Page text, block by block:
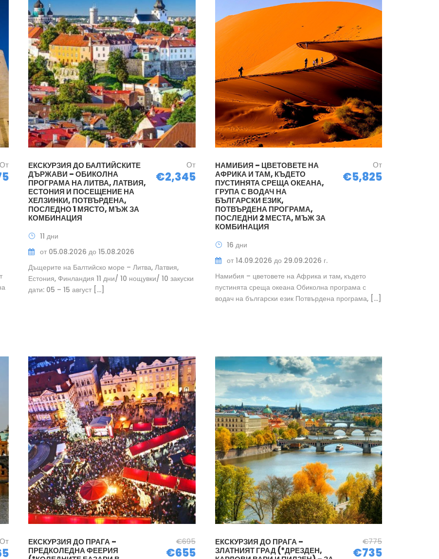
От
ЕКСКУРЗИЯ ДО БАЛТИЙСКИТЕ
ДЪРЖАВИ – ОБИКОЛНА
ПРОГРАМА НА ЛИТВА, ЛАТВИЯ,
ЕСТОНИЯ И ПОСЕЩЕНИЕ НА
ХЕЛЗИНКИ, ПОТВЪРДЕНА,
ПОСЛЕДНО 1 МЯСТО, МЪЖ ЗА
КОМБИНАЦИЯ
От
€2,345
11 дни
от 05.08.2026 до 15.08.2026
Дъщерите на Балтийско море – Литва, Латвия,
Естония, Финландия 11 дни/ 10 нощувки/ 10 закуски
дати: 05 – 15 август […]
НАМИБИЯ – ЦВЕТОВЕТЕ НА
АФРИКА И ТАМ, КЪДЕТО
ПУСТИНЯТА СРЕЩА ОКЕАНА,
ГРУПА С ВОДАЧ НА
БЪЛГАРСКИ ЕЗИК,
ПОТВЪРДЕНА ПРОГРАМА,
ПОСЛЕДНИ 2 МЕСТА, МЪЖ ЗА
КОМБИНАЦИЯ
От
€5,825
16 дни
от 14.09.2026 до 29.09.2026 г.
Намибия – цветовете на Африка и там, където
пустинята среща океана Обиколна програма с
водач на български език Потвърдена програма, […]
От
ЕКСКУРЗИЯ ДО ПРАГА –
ПРЕДКОЛЕДНА ФЕЕРИЯ
€695
€655
ЕКСКУРЗИЯ ДО ПРАГА –
ЗЛАТНИЯТ ГРАД (*ДРЕЗДЕН,
€775
€735